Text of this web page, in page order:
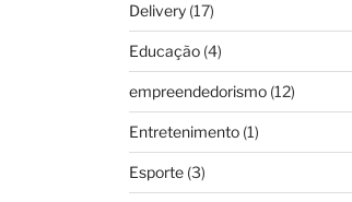
Delivery(17)
Educação(4)
empreendedorismo(12)
Entretenimento(1)
Esporte(3)